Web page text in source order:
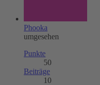
Phooka
umgesehen
Punkte
50
Beiträge
10